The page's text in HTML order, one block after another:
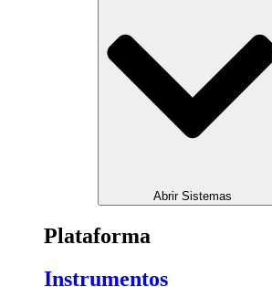
Abrir Sistemas
Plataforma
Instrumentos